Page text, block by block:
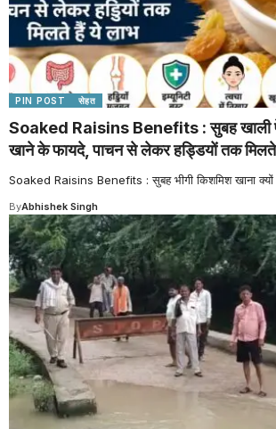
PIN POST सेहत
Soaked Raisins Benefits : सुबह खाली
खाने के फायदे, पाचन से लेकर हड्डियों तक
Soaked Raisins Benefits : सुबह भीगी किशमिश खाना क्यों
ByAbhishek Singh